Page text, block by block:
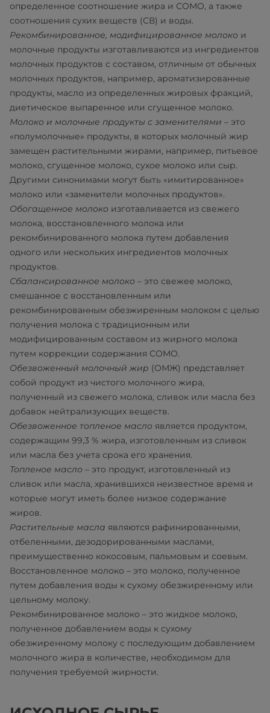
определенное соотношение жира и СОМО, а также
соотношения сухих веществ (СВ) и воды.
Рекомбинированное, модифицированное молоко и
молочные продукты изготавливаются из ингредиентов
молочных продуктов с составом, отличным от обычных
молочных продуктов, например, ароматизированные
продукты, масло из определенных жировых фракций,
диетическое выпаренное или сгущенное молоко.
Молоко и молочные продукты с заменителями – это
«полумолочные» продукты, в которых молочный жир
замещен растительными жирами, например, питьевое
молоко, сгущенное молоко, сухое молоко или сыр.
Другими синонимами могут быть «имитированное»
молоко или «заменители молочных продуктов».
Обогащенное молоко изготавливается из свежего
молока, восстановленного молока или
рекомбинированного молока путем добавления
одного или нескольких ингредиентов молочных
продуктов.
Сбалансированное молоко – это свежее молоко,
смешанное с восстановленным или
рекомбинированным обезжиренным молоком с целью
получения молока с традиционным или
модифицированным составом из жирного молока
путем коррекции содержания СОМО.
Обезвоженный молочный жир (ОМЖ) представляет
собой продукт из чистого молочного жира,
полученный из свежего молока, сливок или масла без
добавок нейтрализующих веществ.
Обезвоженное топленое масло является продуктом,
содержащим 99,3 % жира, изготовленным из сливок
или масла без учета срока его хранения.
Топленое масло – это продукт, изготовленный из
сливок или масла, хранившихся неизвестное время и
которые могут иметь более низкое содержание
жиров.
Растительные масла являются рафинированными,
отбеленными, дезодорированными маслами,
преимущественно кокосовым, пальмовым и соевым.
Восстановленное молоко – это молоко, полученное
путем добавления воды к сухому обезжиренному или
цельному молоку.
Рекомбинированное молоко – это жидкое молоко,
полученное добавлением воды к сухому
обезжиренному молоку с последующим добавлением
молочного жира в количестве, необходимом для
получения требуемой жирности.